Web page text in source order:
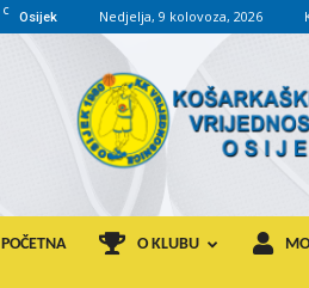
C Osijek Nedjelja, 9 kolovoza, 2026
KK
VROS
POČETNA O KLUBU